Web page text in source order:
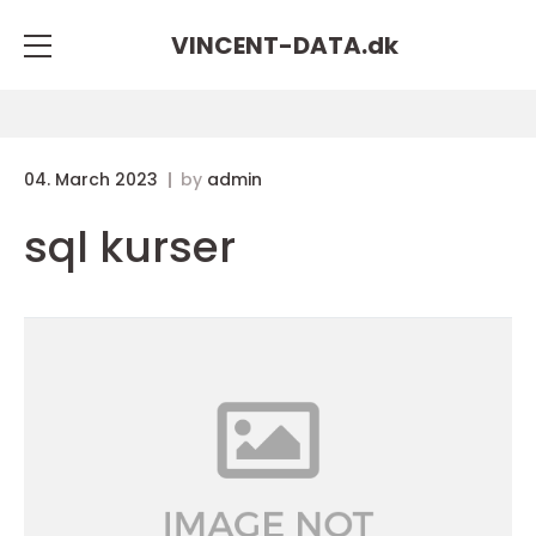
VINCENT-DATA.dk
04. March 2023 by admin
sql kurser